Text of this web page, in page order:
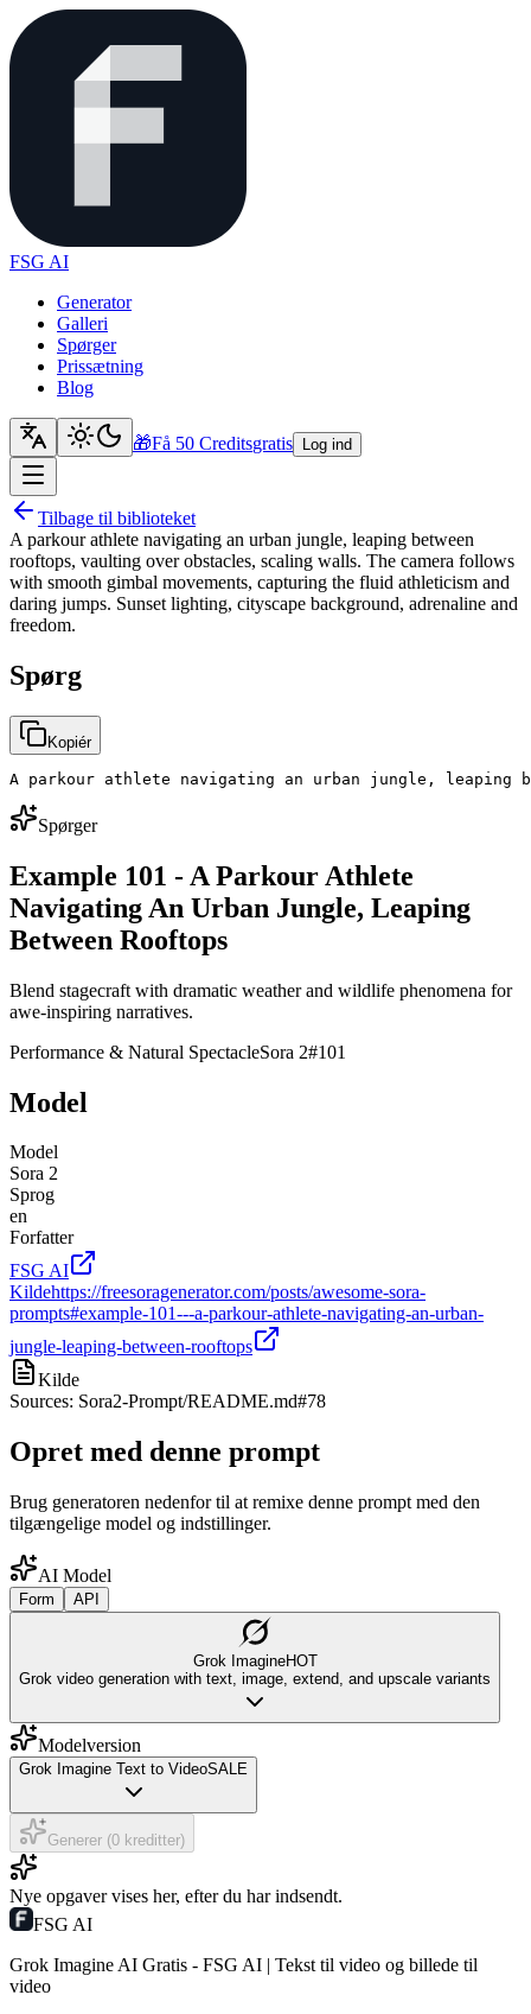
FSG AI
Generator
Galleri
Spørger
Prissætning
Blog
🎁Få 50 Creditsgratis Log ind
Tilbage til biblioteket
A parkour athlete navigating an urban jungle, leaping between
rooftops, vaulting over obstacles, scaling walls. The camera follows
with smooth gimbal movements, capturing the fluid athleticism and
daring jumps. Sunset lighting, cityscape background, adrenaline and
freedom.
Spørg
Kopiér
A parkour athlete navigating an urban jungle, leaping
Spørger
Example 101 - A Parkour Athlete
Navigating An Urban Jungle, Leaping
Between Rooftops
Blend stagecraft with dramatic weather and wildlife phenomena for
awe-inspiring narratives.
Performance & Natural SpectacleSora 2#101
Model
Model
Sora 2
Sprog
en
Forfatter
FSG AI
Kildehttps://freesoragenerator.com/posts/awesome-sora-
prompts#example-101---a-parkour-athlete-navigating-an-urban-
jungle-leaping-between-rooftops
Kilde
Sources: Sora2-Prompt/README.md#78
Opret med denne prompt
Brug generatoren nedenfor til at remixe denne prompt med den
tilgængelige model og indstillinger.
AI Model
Form API
Grok ImagineHOT
Grok video generation with text, image, extend, and upscale variants
Modelversion
Grok Imagine Text to VideoSALE
Generer (0 kreditter)
Nye opgaver vises her, efter du har indsendt.
FSG AI
Grok Imagine AI Gratis - FSG AI | Tekst til video og billede til
video